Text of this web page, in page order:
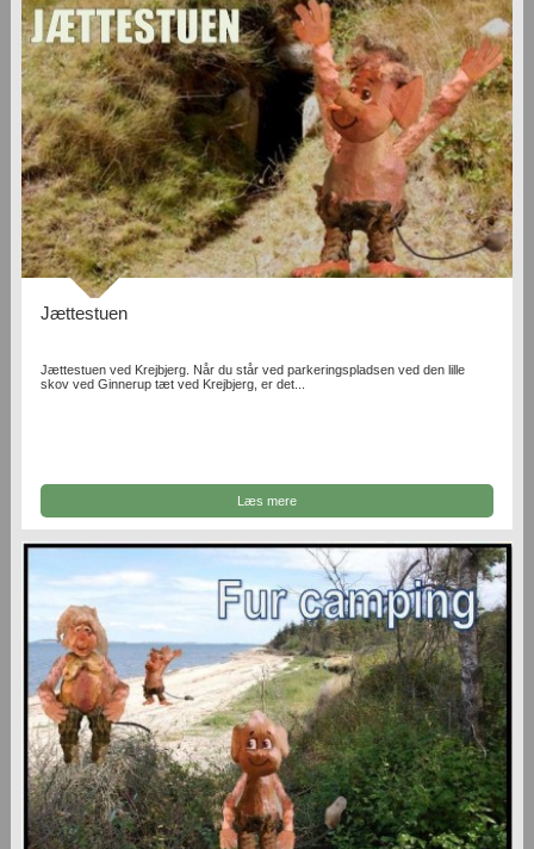
Jættestuen
Jættestuen ved Krejbjerg. Når du står ved parkeringspladsen ved den lille
skov ved Ginnerup tæt ved Krejbjerg, er det...
Læs mere